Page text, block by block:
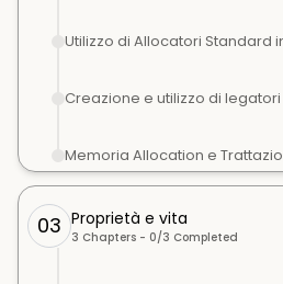
Utilizzo di Allocatori Standard
Creazione e utilizzo di
Memoria Allocation e
03 Proprietà e vita
3 Chapters - 0/3 Completed